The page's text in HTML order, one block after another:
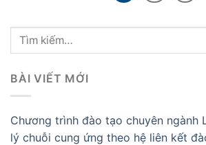
BÀI VIẾT MỚI
Chương trình đào tạo chuyên ngành
lý chuỗi cung ứng theo hệ liên kết